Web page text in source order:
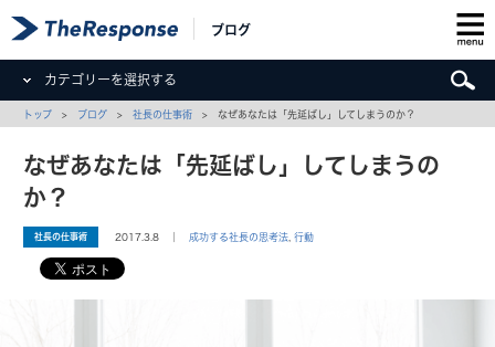
ブログ
カテゴリーを選択する
トップ > ブログ >社長の仕事術 > なぜあなたは「先延ばし」してしまうのか？
なぜあなたは「先延ばし」してしまうの
か？
社長の仕事術 2017.3.8 ｜ 成功する社長の思考法 ,行動